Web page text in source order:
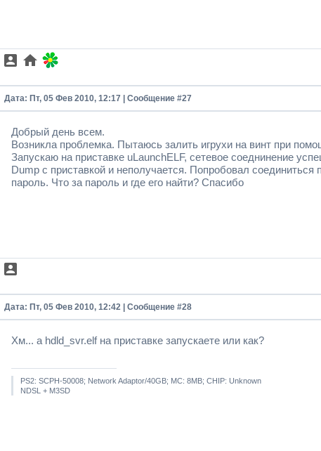
Дата: Пт, 05 Фев 2010, 12:17 | Сообщение #27
Добрый день всем.
Возникла проблемка. Пытаюсь залить игрухи на винт при
Запускаю на приставке uLaunchELF, сетевое соеднинение
Dump с приставкой и неполучается. Попробовал
пароль. Что за пароль и где его найти? Спасибо
Дата: Пт, 05 Фев 2010, 12:42 | Сообщение #28
Хм... а hdld_svr.elf на приставке запускаете или как?
PS2: SCPH-50008; Network Adaptor/40GB; MC: 8MB; CHIP: Unknown
NDSL + M3SD